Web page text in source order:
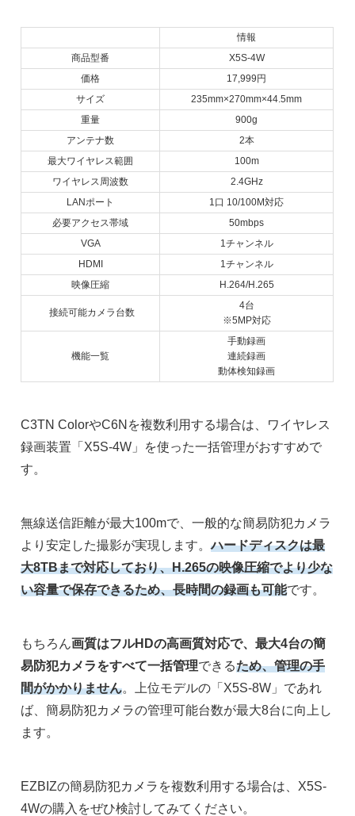
情報
商品型番
X5S-4W
価格
17,999円
サイズ
235mm×270mm×44.5mm
重量
900g
アンテナ数
2本
最大ワイヤレス範囲
100m
ワイヤレス周波数
2.4GHz
LANポート
1口 10/100M対応
必要アクセス帯域
50mbps
VGA
1チャンネル
HDMI
1チャンネル
映像圧縮
H.264/H.265
接続可能カメラ台数
4台
※5MP対応
機能一覧
手動録画
連続録画
動体検知録画
C3TN ColorやC6Nを複数利用する場合は、ワイヤレス
録画装置「X5S-4W」を使った一括管理がおすすめで
す。
無線送信距離が最大100mで、一般的な簡易防犯カメラ
より安定した撮影が実現します。ハードディスクは最
大8TBまで対応しており、H.265の映像圧縮でより少な
い容量で保存できるため、長時間の録画も可能です。
もちろん画質はフルHDの高画質対応で、最大4台の簡
易防犯カメラをすべて一括管理できるため、管理の手
間がかかりません。上位モデルの「X5S-8W」であれ
ば、簡易防犯カメラの管理可能台数が最大8台に向上し
ます。
EZBIZの簡易防犯カメラを複数利用する場合は、X5S-
4Wの購入をぜひ検討してみてください。